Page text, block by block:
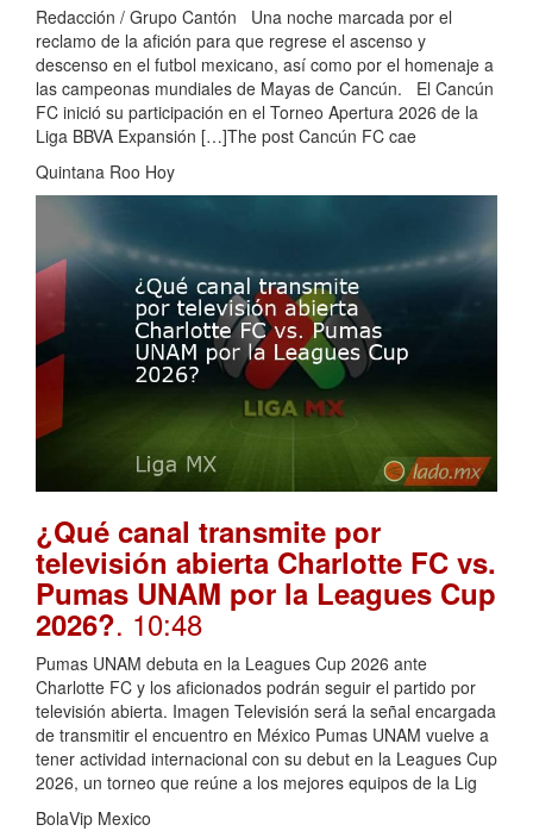
Redacción / Grupo Cantón Una noche marcada por el
reclamo de la afición para que regrese el ascenso y
descenso en el futbol mexicano, así como por el homenaje a
las campeonas mundiales de Mayas de Cancún. El Cancún
FC inició su participación en el Torneo Apertura 2026 de la
Liga BBVA Expansión […]The post Cancún FC cae
Quintana Roo Hoy
¿Qué canal transmite por
televisión abierta Charlotte FC vs.
Pumas UNAM por la Leagues Cup
2026?. 10:48
Pumas UNAM debuta en la Leagues Cup 2026 ante
Charlotte FC y los aficionados podrán seguir el partido por
televisión abierta. Imagen Televisión será la señal encargada
de transmitir el encuentro en México Pumas UNAM vuelve a
tener actividad internacional con su debut en la Leagues Cup
2026, un torneo que reúne a los mejores equipos de la Lig
BolaVip Mexico